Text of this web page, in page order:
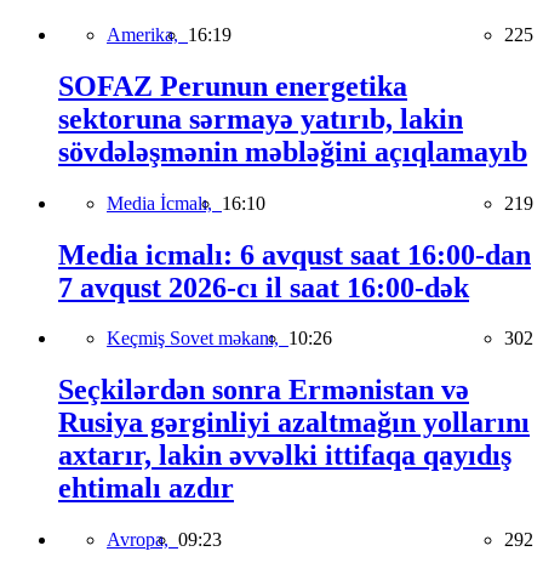
Amerika, 16:19 225
SOFAZ Perunun energetika
sektoruna sərmayə yatırıb, lakin
sövdələşmənin məbləğini açıqlamayıb
Media İcmalı, 16:10 219
Media icmalı: 6 avqust saat 16:00-dan
7 avqust 2026-cı il saat 16:00-dək
Keçmiş Sovet məkanı, 10:26 302
Seçkilərdən sonra Ermənistan və
Rusiya gərginliyi azaltmağın yollarını
axtarır, lakin əvvəlki ittifaqa qayıdış
ehtimalı azdır
Avropa, 09:23 292